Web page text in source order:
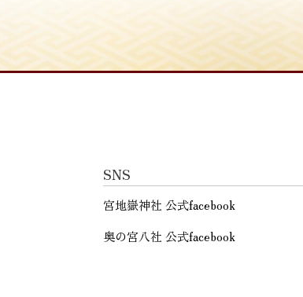
SNS
宮地嶽神社 公式facebook
奥の宮八社 公式facebook